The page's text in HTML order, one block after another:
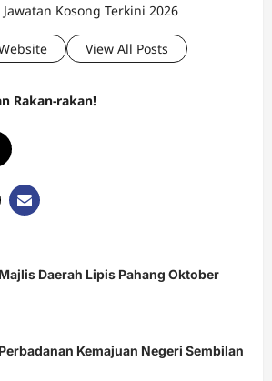
Kosong Terkini 2026
View All Posts
Rakan-rakan!
Daerah Lipis Pahang Oktober
Kemajuan Negeri Sembilan